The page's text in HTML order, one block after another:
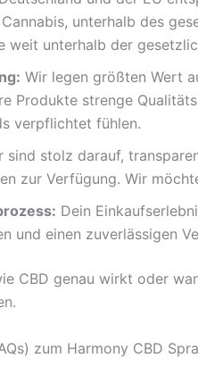
unterhalb des
weit unterhalb der
Wir legen größten Wert
Produkte strenge
verpflichtet fühlen.
sind stolz darauf,
zur Verfügung. Wir
Dein
und einen zuverlässigen
CBD genau wirkt oder
zum Harmony CBD